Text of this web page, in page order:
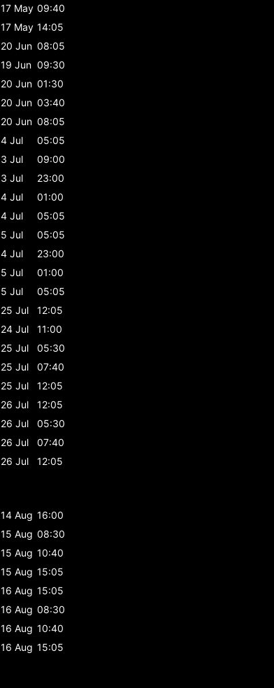
17 May 09:40
17 May 14:05
20 Jun 08:05
19 Jun 09:30
20 Jun 01:30
20 Jun 03:40
20 Jun 08:05
4 Jul
05:05
3 Jul
09:00
3 Jul
23:00
4 Jul
01:00
4 Jul
05:05
5 Jul
05:05
4 Jul
23:00
5 Jul
01:00
5 Jul
05:05
25 Jul
12:05
24 Jul
11:00
25 Jul
05:30
25 Jul
07:40
25 Jul
12:05
26 Jul
12:05
26 Jul
05:30
26 Jul
07:40
26 Jul
12:05
14 Aug 16:00
15 Aug 08:30
15 Aug 10:40
15 Aug 15:05
16 Aug 15:05
16 Aug 08:30
16 Aug 10:40
16 Aug 15:05